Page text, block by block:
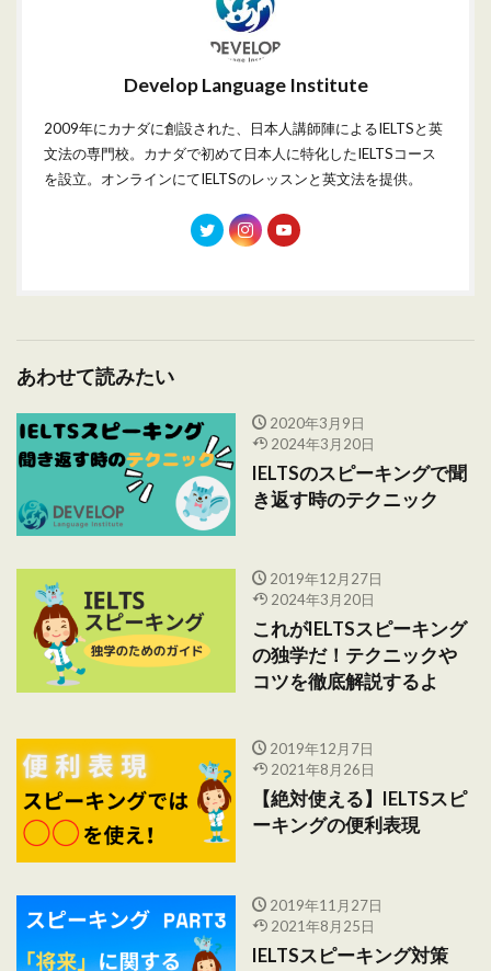
Develop Language Institute
2009年にカナダに創設された、日本人講師陣によるIELTSと英
文法の専門校。カナダで初めて日本人に特化したIELTSコース
を設立。オンラインにてIELTSのレッスンと英文法を提供。
あわせて読みたい
2020年3月9日
2024年3月20日
IELTSのスピーキングで聞
き返す時のテクニック
2019年12月27日
2024年3月20日
これがIELTSスピーキング
の独学だ！テクニックや
コツを徹底解説するよ
2019年12月7日
2021年8月26日
【絶対使える】IELTSスピ
ーキングの便利表現
2019年11月27日
2021年8月25日
IELTSスピーキング対策